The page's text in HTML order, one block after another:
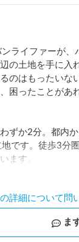
ライファーが
の土地を手に入
のはもったい
困ったことがあ
ずか2分。都内
地です。徒歩3分
ます。
、シャワー・洗
内でOK。テン
詳細について問
ま